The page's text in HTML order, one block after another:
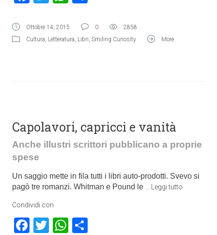
Ottobre 14, 2015 0
2858
Cultura, Letteratura, Libri, Smiling Curiosity More
Capolavori, capricci e vanità
Anche illustri scrittori pubblicano a proprie
spese
Un saggio mette in fila tutti i libri auto-prodotti. Svevo si
pagò tre romanzi. Whitman e Pound le
Leggi tutto
Condividi con
Facebook
TwitterWhatsApp